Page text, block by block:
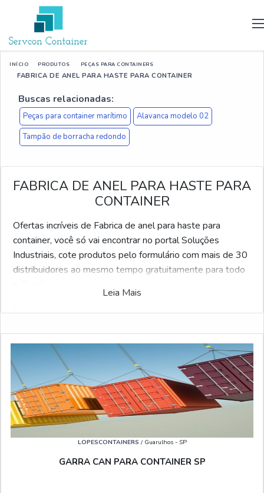
INÍCIO PRODUTOS PEÇAS PARA CONTAINERS
FABRICA DE ANEL PARA HASTE PARA CONTAINER
Buscas relacionadas:
Peças para container marítimo
Alavanca modelo 02
Tampão de borracha redondo
FABRICA DE ANEL PARA HASTE PARA
CONTAINER
Ofertas incríveis de Fabrica de anel para haste para
container, você só vai encontrar no portal Soluções
Industriais, cote produtos pelo formulário com mais de 30
distribuidores ao mesmo tempo gratuitamente para todo
área industrial. Para realizar um orçamento de Fabrica de
anel para haste para container, clique em um dos
anuciantes listados abaixo:
Veja também:Aluguel de Container.
Leia Mais
LOPESCONTAINERS / Guarulhos - SP
GARRA CAN PARA CONTAINER SP